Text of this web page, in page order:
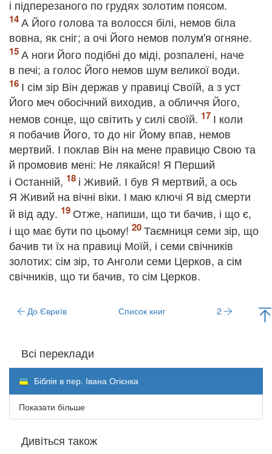
і підперезаного по грудях золотим поясом.
А Його голова та волосся білі, немов біла
вовна, як сніг; а очі Його немов полум'я огняне.
А ноги Його подібні до міді, розпалені, наче
в печі; а голос Його немов шум великої води.
І сім зір Він держав у правиці Своїй, а з уст
Його меч обосічний виходив, а обличчя Його,
немов сонце, що світить у силі своїй.
І коли
я побачив Його, то до ніг Йому впав, немов
мертвий. І поклав Він на мене правицю Свою та
й промовив мені: Не лякайся! Я Перший
і Останній,
і Живий. І був Я мертвий, а ось
Я Живий на вічні віки. І маю ключі Я від смерти
й від аду.
Отже, напиши, що ти бачив, і що є,
і що має бути по цьому!
Таємниця семи зір, що
бачив ти їх на правиці Моїй, і семи свічників
золотих: сім зір, то Анголи семи Церков, а сім
свічників, що ти бачив, то сім Церков.
До Євреїв Список книг 2
Всі переклади
Біблія в пер. Івана Огієнка
Показати більше
Дивіться також